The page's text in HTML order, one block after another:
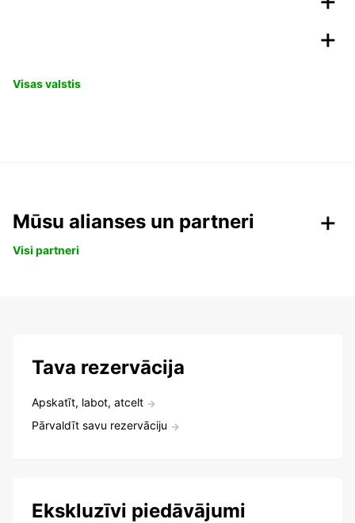
Visas valstis
Mūsu alianses un partneri
Visi partneri
Tava rezervācija
Apskatīt, labot, atcelt
Pārvaldīt savu rezervāciju
Ekskluzīvi piedāvājumi